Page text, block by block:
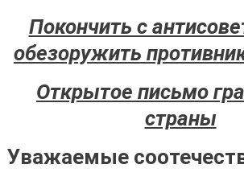
Покончить с
обезоружить
Открытое письмо
страны
Уважаемые